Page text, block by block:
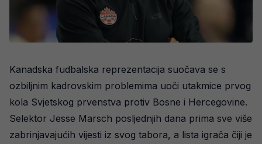
Kanadska fudbalska reprezentacija suočava se s
ozbiljnim kadrovskim problemima uoči utakmice prvog
kola Svjetskog prvenstva protiv Bosne i Hercegovine.
Selektor Jesse Marsch posljednjih dana prima sve više
zabrinjavajućih vijesti iz svog tabora, a lista igrača čiji je